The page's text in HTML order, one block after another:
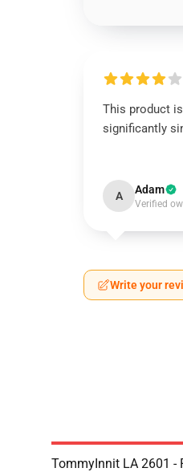
This product
significantly
A Adam
Verified
Write your
TommyInnit LA 2601 -